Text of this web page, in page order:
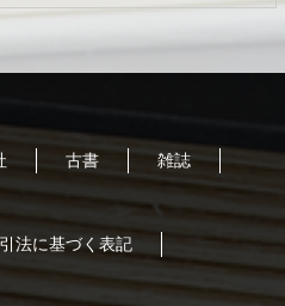
古書 雑誌
法に基づく表記